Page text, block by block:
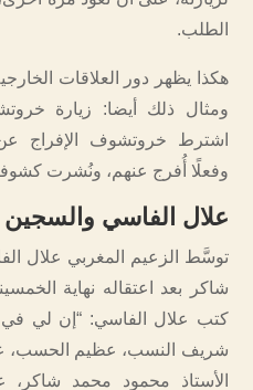
الطلب.
هكذا يظهر دور العلاقات
ومثال ذلك أيضا: زيارة
اشترط خروتشوف الإفراج
وفعلًا أُفرج عنهم، ونُشرت
علال الفاسي
توسَّط الزعيم المغربي علال
شاكر بعد اعتقاله نهاية
كتب علال الفاسي: “إن لي في
شريف النسب، عظيم الحسب،
الأستاذ محمود محمد شاكر،